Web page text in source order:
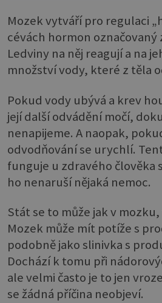
Mozek vytváří pro regulaci
cévách hormon označovaný
Ledviny na něj reagují a na
množství vody, které z těla
Pokud vody ubývá a krev
její další odvádění močí,
nenapijeme. A naopak,
odvodňování se urychlí.
funguje u zdravého člověka
ho nenaruší nějaká nemoc.
Stát se to může jak v
Mozek může mít potíže s
podobně jako slinivka s
Dochází k tomu při
ale velmi často je to jen
se žádná příčina neobjeví.